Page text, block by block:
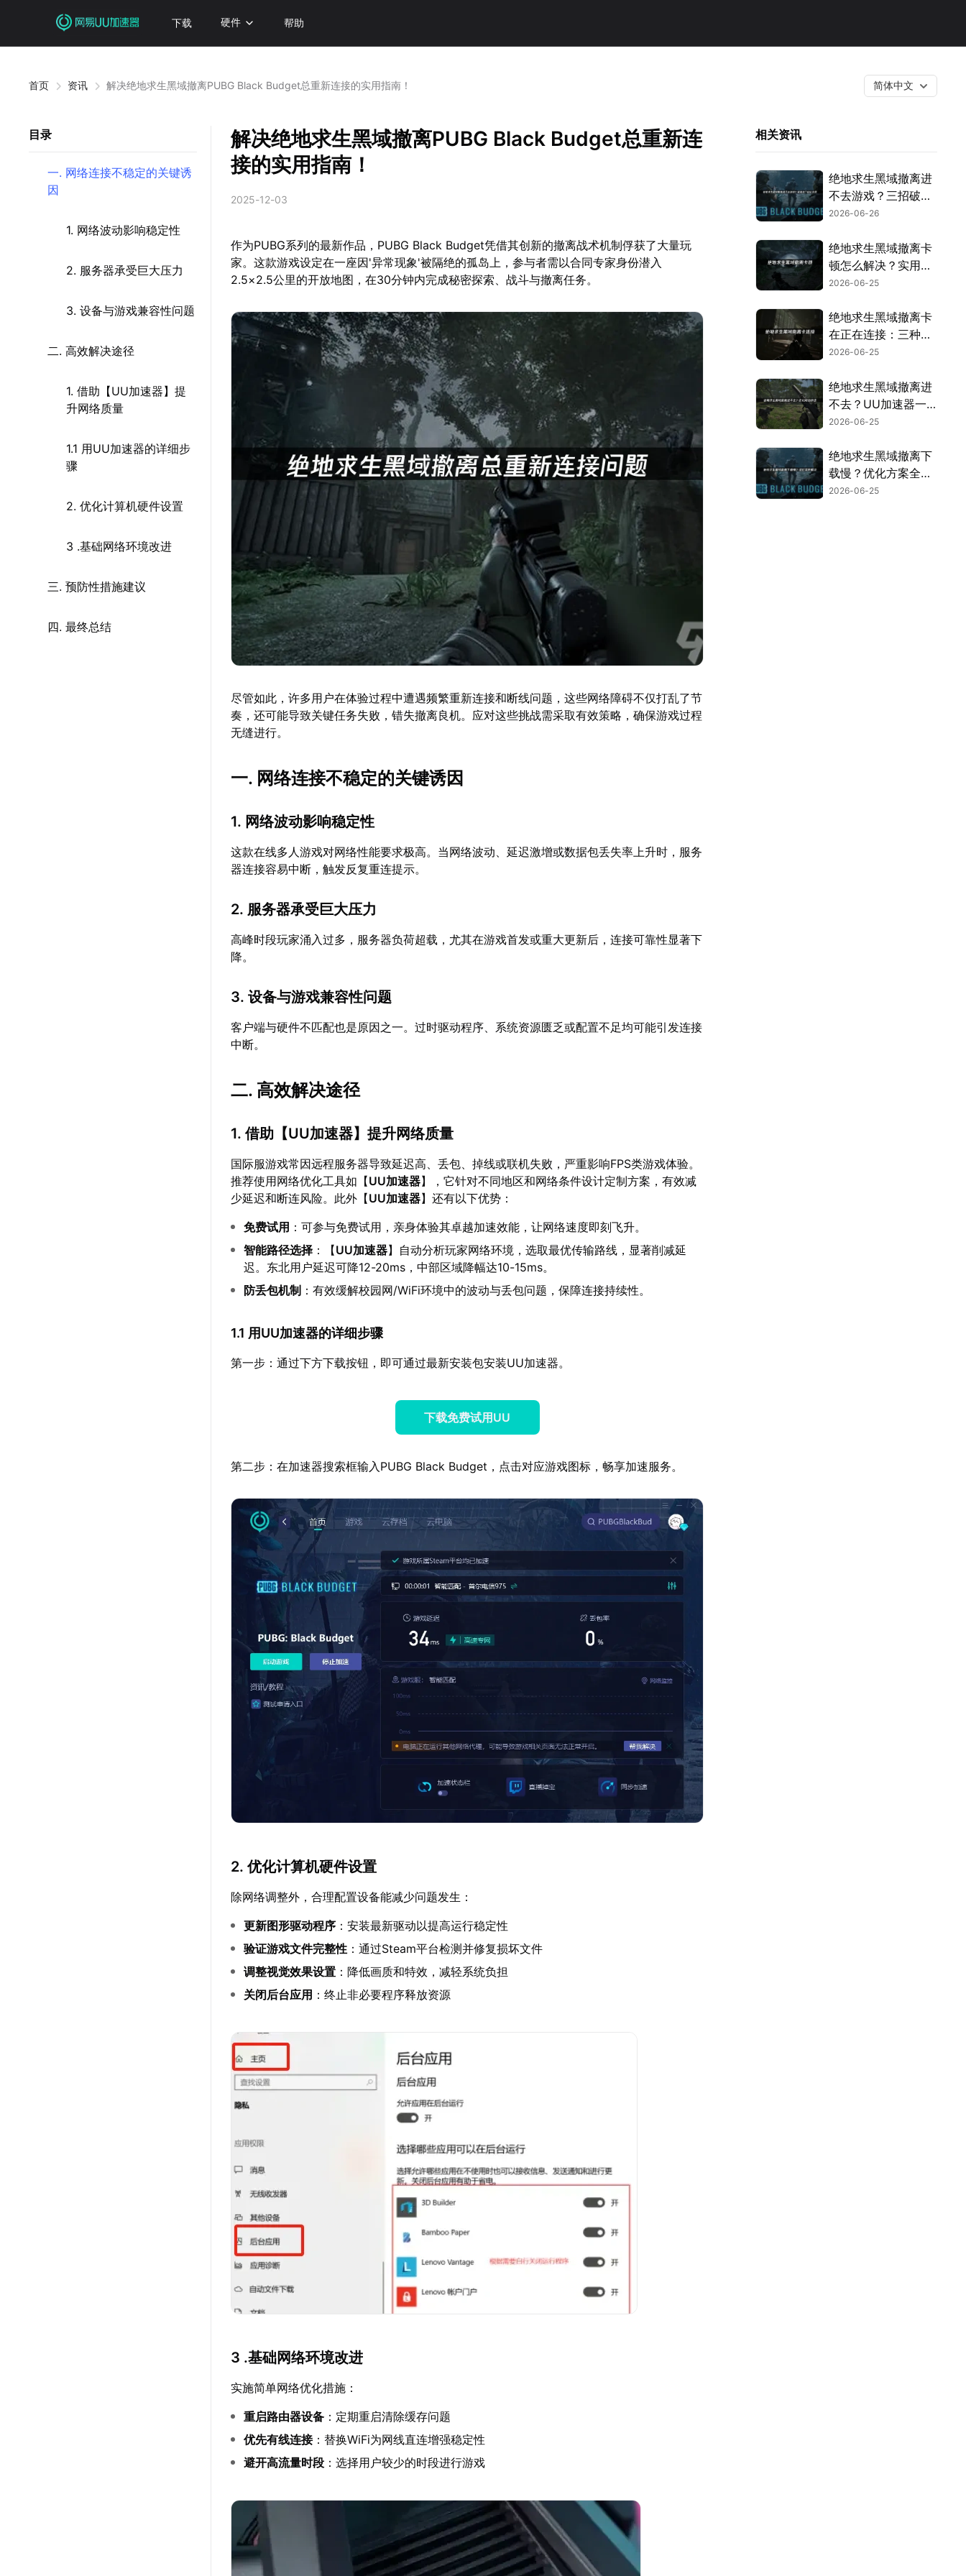
下载 硬件 帮助
首页 资讯 解决绝地求生黑域撤离PUBG Black Budget总重新连接的实用指南！ 简体中文
目录
一. 网络连接不稳定的关键诱
因
1. 网络波动影响稳定性
2. 服务器承受巨大压力
3. 设备与游戏兼容性问题
二. 高效解决途径
1. 借助【UU加速器】提
升网络质量
1.1 用UU加速器的详细步
骤
2. 优化计算机硬件设置
3 .基础网络环境改进
三. 预防性措施建议
四. 最终总结
解决绝地求生黑域撤离PUBG Black Budget总重新连
接的实用指南！
2025-12-03
作为PUBG系列的最新作品，PUBG Black Budget凭借其创新的撤离战术机制俘获了大量玩
家。这款游戏设定在一座因'异常现象'被隔绝的孤岛上，参与者需以合同专家身份潜入
2.5×2.5公里的开放地图，在30分钟内完成秘密探索、战斗与撤离任务。
尽管如此，许多用户在体验过程中遭遇频繁重新连接和断线问题，这些网络障碍不仅打乱了节
奏，还可能导致关键任务失败，错失撤离良机。应对这些挑战需采取有效策略，确保游戏过程
无缝进行。
一. 网络连接不稳定的关键诱因
1. 网络波动影响稳定性
这款在线多人游戏对网络性能要求极高。当网络波动、延迟激增或数据包丢失率上升时，服务
器连接容易中断，触发反复重连提示。
2. 服务器承受巨大压力
高峰时段玩家涌入过多，服务器负荷超载，尤其在游戏首发或重大更新后，连接可靠性显著下
降。
3. 设备与游戏兼容性问题
客户端与硬件不匹配也是原因之一。过时驱动程序、系统资源匮乏或配置不足均可能引发连接
中断。
二. 高效解决途径
1. 借助【UU加速器】提升网络质量
国际服游戏常因远程服务器导致延迟高、丢包、掉线或联机失败，严重影响FPS类游戏体验。
推荐使用网络优化工具如【UU加速器】，它针对不同地区和网络条件设计定制方案，有效减
少延迟和断连风险。此外【UU加速器】还有以下优势：
免费试用 ：可参与免费试用，亲身体验其卓越加速效能，让网络速度即刻飞升。
智能路径选择 ：【UU加速器】自动分析玩家网络环境，选取最优传输路线，显著削减延
迟。东北用户延迟可降12-20ms，中部区域降幅达10-15ms。
防丢包机制 ：有效缓解校园网/WiFi环境中的波动与丢包问题，保障连接持续性。
1.1 用UU加速器的详细步骤
第一步：通过下方下载按钮，即可通过最新安装包安装UU加速器。
下载免费试用UU
第二步：在加速器搜索框输入PUBG Black Budget，点击对应游戏图标，畅享加速服务。
2. 优化计算机硬件设置
除网络调整外，合理配置设备能减少问题发生：
更新图形驱动程序 ：安装最新驱动以提高运行稳定性
验证游戏文件完整性 ：通过Steam平台检测并修复损坏文件
调整视觉效果设置 ：降低画质和特效，减轻系统负担
关闭后台应用 ：终止非必要程序释放资源
3 .基础网络环境改进
实施简单网络优化措施：
重启路由器设备 ：定期重启清除缓存问题
优先有线连接：替换WiFi为网线直连增强稳定性
避开高流量时段 ：选择用户较少的时段进行游戏
相关资讯
绝地求生黑域撤离进
不去游戏？三招破解
登录封锁！
2026-06-26
绝地求生黑域撤离卡
顿怎么解决？实用优
化方法汇总！
2026-06-25
绝地求生黑域撤离卡
在正在连接：三种有
效优化方法！
2026-06-25
绝地求生黑域撤离进
不去？UU加速器一
键优化！
2026-06-25
绝地求生黑域撤离下
载慢？优化方案全解
析！
2026-06-25